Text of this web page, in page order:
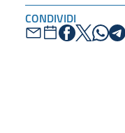
CONDIVIDI